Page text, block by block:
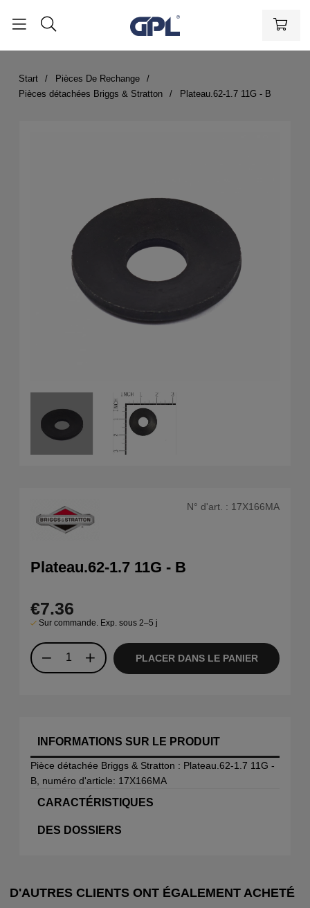
Start
Pièces De Rechange
Pièces détachées Briggs & Stratton
Plateau.62-1.7 11G - B
N° d'art. : 17X166MA
Plateau.62-1.7 11G - B
€7.36
Sur commande. Exp. sous 2–5 j
PLACER DANS LE PANIER
INFORMATIONS SUR LE PRODUIT
Pièce détachée Briggs & Stratton : Plateau.62-1.7 11G -
B, numéro d'article: 17X166MA
CARACTÉRISTIQUES
DES DOSSIERS
D'AUTRES CLIENTS ONT ÉGALEMENT ACHETÉ